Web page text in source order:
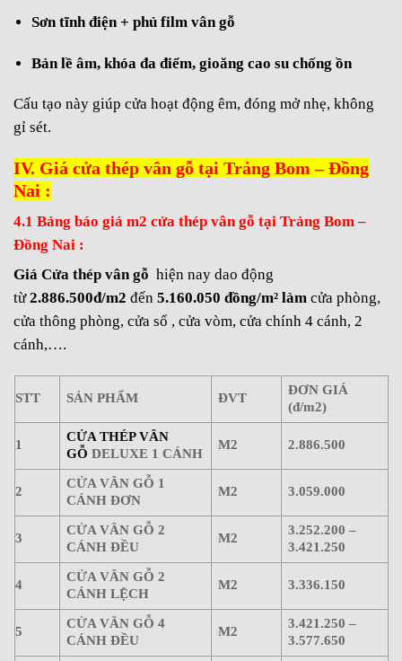
Sơn tĩnh điện + phủ film vân gỗ
Bản lề âm, khóa đa điểm, gioăng cao su chống ồn
Cấu tạo này giúp cửa hoạt động êm, đóng mở nhẹ, không
gỉ sét.
IV. Giá cửa thép vân gỗ tại Trảng Bom – Đồng
Nai :
4.1 Bảng báo giá m2 cửa thép vân gỗ tại Trảng Bom –
Đồng Nai :
Giá Cửa thép vân gỗ hiện nay dao động
từ2.886.500đ/m2 đến 5.160.050 đồng/m² làm cửa phòng,
cửa thông phòng, cửa sổ , cửa vòm, cửa chính 4 cánh, 2
cánh,….
STT SẢN PHẨM ĐVT
ĐƠN GIÁ
(đ/m2)
1
CỬA THÉP VÂN
GỖ DELUXE 1 CÁNH
M2 2.886.500
2
CỬA VÂN GỖ 1
CÁNH ĐƠN
M2 3.059.000
3
CỬA VÂN GỖ 2
CÁNH ĐỀU
M2
3.252.200 –
3.421.250
4
CỬA VÂN GỖ 2
CÁNH LỆCH
M2 3.336.150
5
CỬA VÂN GỖ 4
CÁNH ĐỀU
M2
3.421.250 –
3.577.650